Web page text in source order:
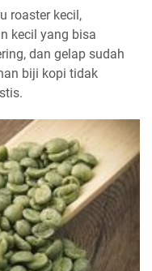
roaster kecil,
kecil yang bisa
dan gelap sudah
biji kopi tidak